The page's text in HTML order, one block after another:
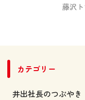
藤沢
カテゴリー
井出社長のつぶやき